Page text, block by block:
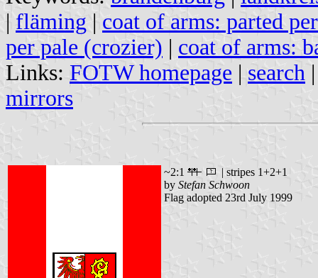
| fläming | coat of arms: parted
per pale (crozier) | coat of arms:
Links: FOTW homepage | search
mirrors
~2:1
| stripes 1+2+1
by Stefan Schwoon
Flag adopted 23rd July 1999